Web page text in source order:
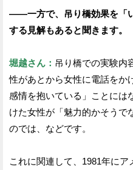
——一方で、吊り橋効果を「
する見解もあると聞きます。
堀越さん： 吊り橋での実験内
性があとから女性に電話をか
感情を抱いている」ことには
けた女性が「魅力的かそうで
のでは、などです。
これに関連して、1981年に